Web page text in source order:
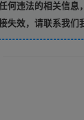
何违法的相关信息
失效，请联系我们